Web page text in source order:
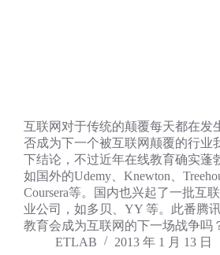
互联网对于传统的颠覆每天都在发
否成为下一个被互联网颠覆的行业
下结论，不过近年在线教育确实蓬
如国外的Udemy、Knewton、
Coursera等。国内也兴起了一批互
业公司，如多贝、YY 等。此番腾
教育会成为互联网的下一场战争吗
ETLAB
2013 年 1 月 13 日